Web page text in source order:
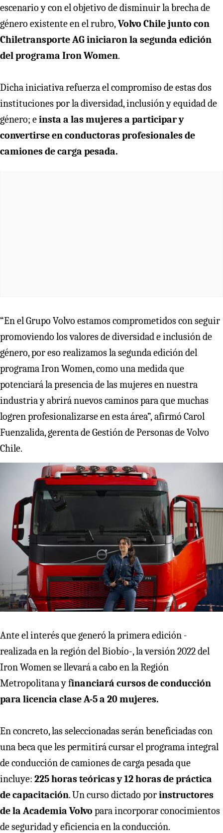
escenario y con el objetivo de disminuir la brecha de
género existente en el rubro,Volvo Chile junto con
Chiletransporte AG iniciaron la segunda edición
del programa Iron Women.
Dicha iniciativa refuerza el compromiso de estas dos
instituciones por la diversidad, inclusión y equidad de
género; einsta a las mujeres a participar y
convertirse en conductoras profesionales de
camiones de carga pesada.
“En el Grupo Volvo estamos comprometidos con seguir
promoviendo los valores de diversidad e inclusión de
género, por eso realizamos la segunda edición del
programa Iron Women, como una medida que
potenciará la presencia de las mujeres en nuestra
industria y abrirá nuevos caminos para que muchas
logren profesionalizarse en esta área”,afirmó Carol
Fuenzalida, gerenta de Gestión de Personas de Volvo
Chile.
Ante el interés que generó la primera edición -
realizada en la región del Biobío-, la versión 2022 del
Iron Women se llevará a cabo en la Región
Metropolitana y financiará cursos de conducción
para licencia clase A-5 a 20 mujeres.
En concreto, las seleccionadas serán beneficiadas con
una beca que les permitirá cursar el programa integral
de conducción de camiones de carga pesada que
incluye: 225 horas teóricas y 12 horas de práctica
de capacitación. Un curso dictado porinstructores
de la Academia Volvo para incorporar conocimientos
de seguridad y eficiencia en la conducción.